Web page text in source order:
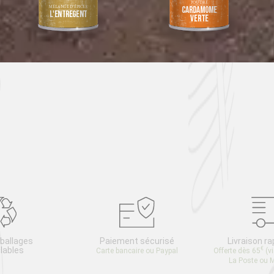
MÉLANGE D’ÉPICES
L'entregent
POUDRE
Cardamome
verte
Paiement sécurisé
Carte bancaire ou Paypal
Livraison
Offerte dès 65€
La Poste ou